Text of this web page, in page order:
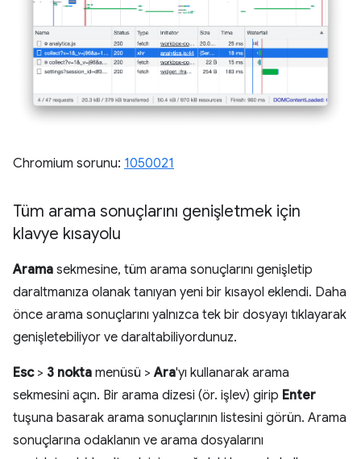
Chromium sorunu: 1050021
Tüm arama sonuçlarını genişletmek için
klavye kısayolu
Arama sekmesine, tüm arama sonuçlarını genişletip
daraltmanıza olanak tanıyan yeni bir kısayol eklendi. Daha
önce arama sonuçlarını yalnızca tek bir dosyayı tıklayarak
genişletebiliyor ve daraltabiliyordunuz.
Esc> 3 nokta menüsü >Ara'yı kullanarak arama
sekmesini açın. Bir arama dizesi (ör. işlev) girip Enter
tuşuna basarak arama sonuçlarının listesini görün. Arama
sonuçlarına odaklanın ve arama dosyalarını